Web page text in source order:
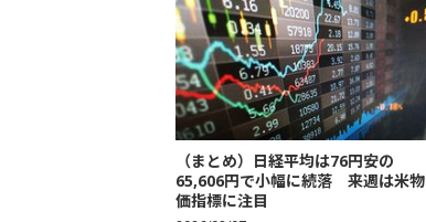
（まとめ）日経平均は76円安の
65,606円で小幅に続落 来週は米物
価指標に注目